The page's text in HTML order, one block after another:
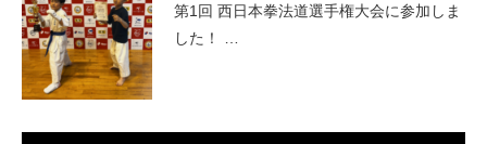
第1回 西日本拳法道選手権大会に参加しま
した！ …